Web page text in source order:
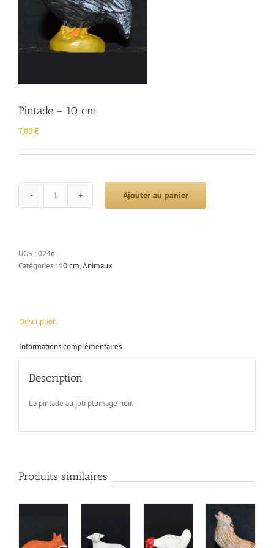
Pintade – 10 cm
7,00€
quantité
cm
Ajouter au panier
UGS :024d
Catégories : 10 cm,Animaux
Description
Informations complémentaires
Description
La pintade au joli plumage noir.
Produits similaires